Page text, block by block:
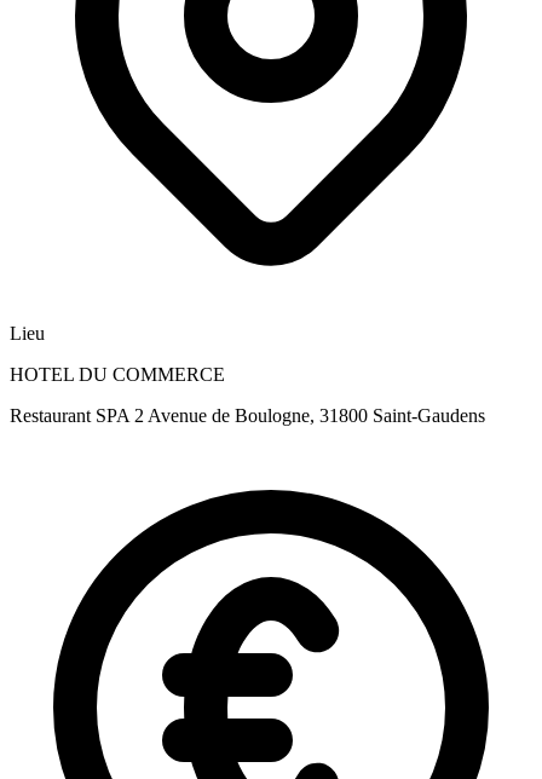
Lieu
HOTEL DU COMMERCE
Restaurant SPA 2 Avenue de Boulogne, 31800 Saint-Gaudens